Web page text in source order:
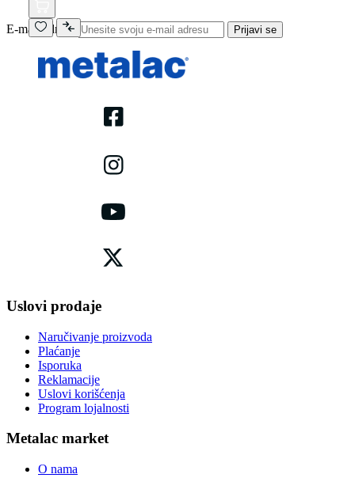
E-mail adresa Prijavi se
Uslovi prodaje
Naručivanje proizvoda
Plaćanje
Isporuka
Reklamacije
Uslovi korišćenja
Program lojalnosti
Metalac market
O nama